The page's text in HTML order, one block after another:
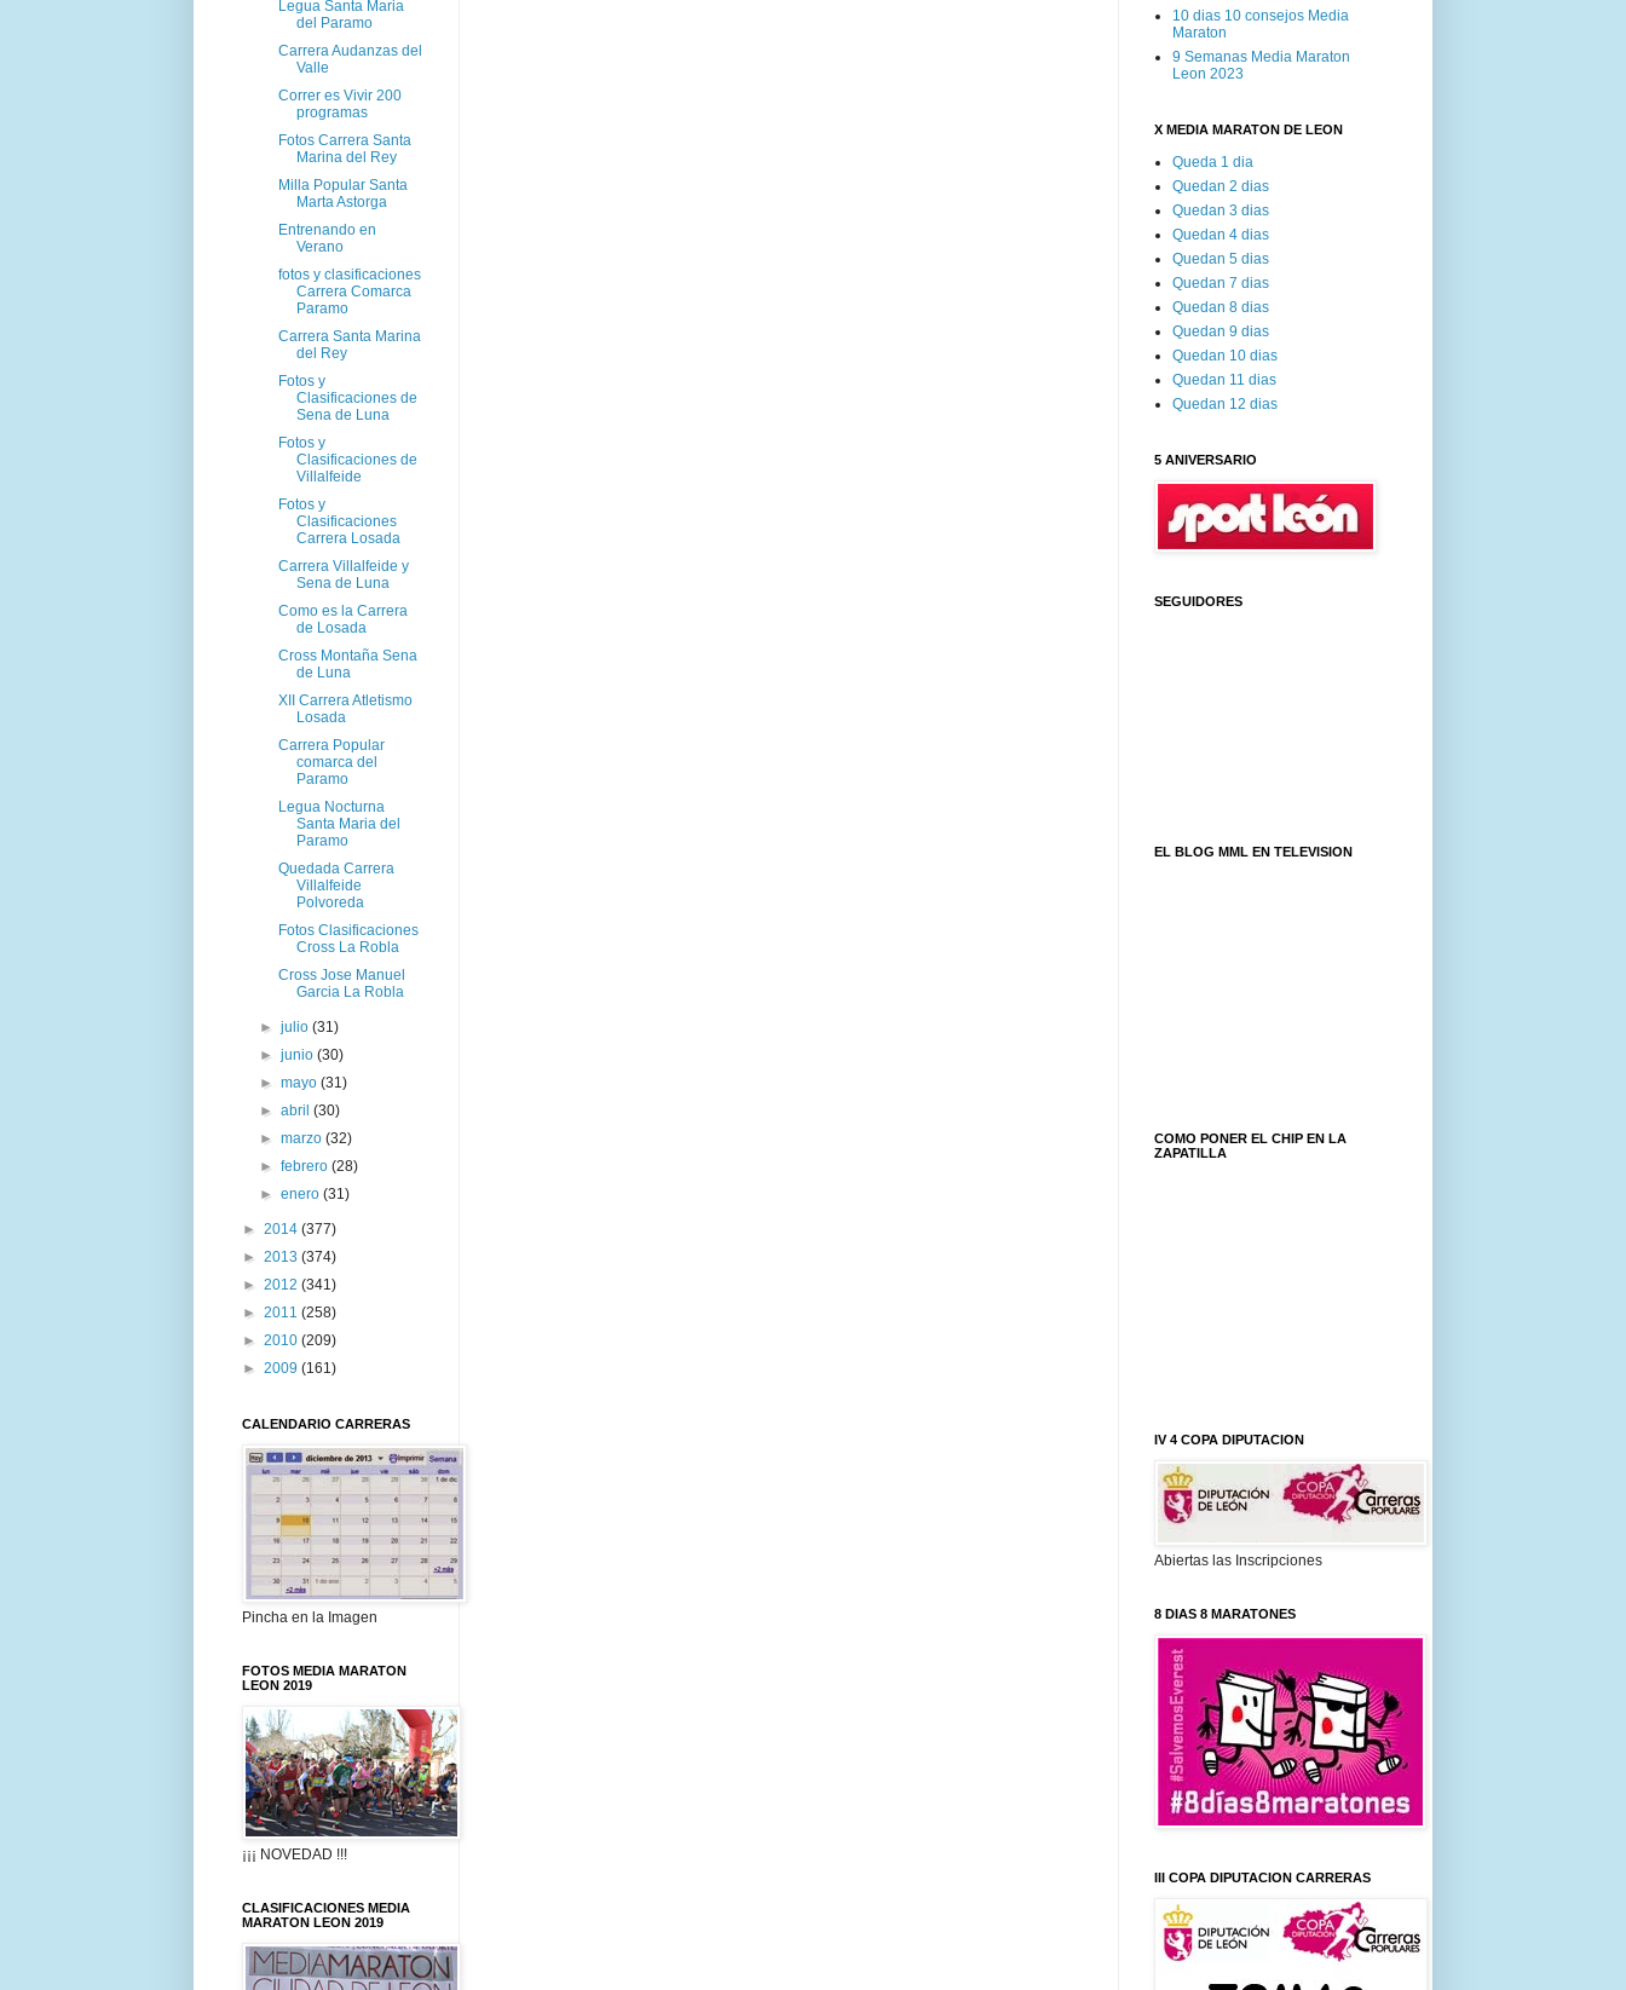
Legua Santa Maria
del Paramo
Carrera Audanzas del
Valle
Correr es Vivir 200
programas
Fotos Carrera Santa
Marina del Rey
Milla Popular Santa
Marta Astorga
Entrenando en
Verano
fotos y clasificaciones
Carrera Comarca
Paramo
Carrera Santa Marina
del Rey
Fotos y
Clasificaciones de
Sena de Luna
Fotos y
Clasificaciones de
Villalfeide
Fotos y
Clasificaciones
Carrera Losada
Carrera Villalfeide y
Sena de Luna
Como es la Carrera
de Losada
Cross Montaña Sena
de Luna
XII Carrera Atletismo
Losada
Carrera Popular
comarca del
Paramo
Legua Nocturna
Santa Maria del
Paramo
Quedada Carrera
Villalfeide
Polvoreda
Fotos Clasificaciones
Cross La Robla
Cross Jose Manuel
Garcia La Robla
►julio(31)
►junio(30)
►mayo(31)
►abril(30)
►marzo(32)
►febrero(28)
►enero(31)
► 2014 (377)
► 2013 (374)
► 2012 (341)
► 2011 (258)
► 2010 (209)
► 2009 (161)
CALENDARIO CARRERAS
Pincha en la Imagen
FOTOS MEDIA MARATON
LEON 2019
¡¡¡ NOVEDAD !!!
CLASIFICACIONES MEDIA
MARATON LEON 2019
10 dias 10 consejos Media
Maraton
9 Semanas Media Maraton
Leon 2023
X MEDIA MARATON DE LEON
Queda 1 dia
Quedan 2 dias
Quedan 3 dias
Quedan 4 dias
Quedan 5 dias
Quedan 7 dias
Quedan 8 dias
Quedan 9 dias
Quedan 10 dias
Quedan 11 dias
Quedan 12 dias
5 ANIVERSARIO
SEGUIDORES
EL BLOG MML EN TELEVISION
COMO PONER EL CHIP EN LA
ZAPATILLA
IV 4 COPA DIPUTACION
Abiertas las Inscripciones
8 DIAS 8 MARATONES
III COPA DIPUTACION CARRERAS